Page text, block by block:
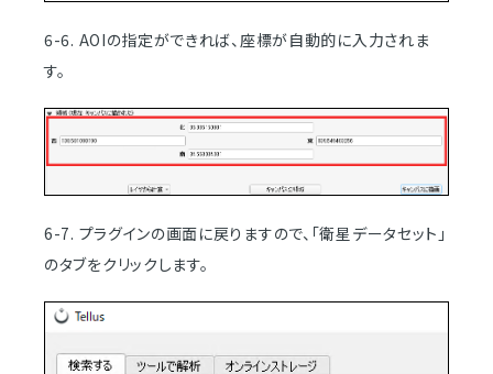
6-6. AOIの指定ができれば、座標が自動的に入力されま
す。
6-7. プラグインの画面に戻りますので、「衛星データセット」
のタブをクリックします。